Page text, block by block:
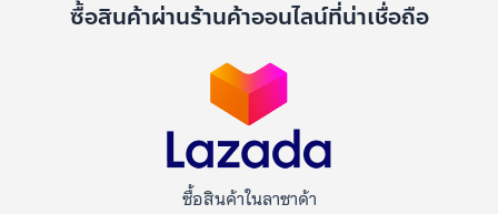
ซื้อสินค้าผ่านร้านค้าออนไลน์ที่น่าเชื่อถือ
ซื้อสินค้าในลาซาด้า